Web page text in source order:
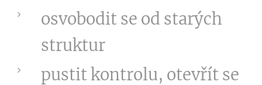
osvobodit se od starých
struktur
pustit kontrolu, otevřít se